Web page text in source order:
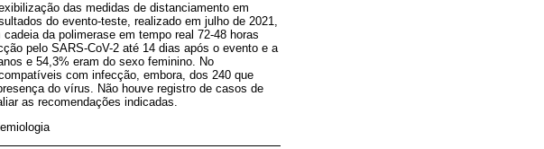
das medidas de distanciamento em
do evento-teste, realizado em julho de 2021,
da polimerase em tempo real 72-48 horas
pelo SARS-CoV-2 até 14 dias após o evento e a
e 54,3% eram do sexo feminino. No
com infecção, embora, dos 240 que
do vírus. Não houve registro de casos de
as recomendações indicadas.